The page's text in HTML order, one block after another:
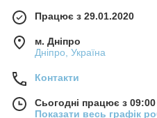
Працює з 29.01.2020
м. Дніпро
Дніпро, Україна
Контакти
Сьогодні працює з
Показати весь графік